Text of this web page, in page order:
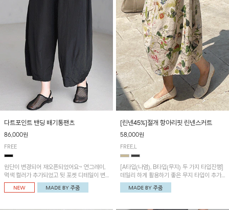
다트포인트 밴딩 배기통팬츠
86,000원
FREE
원단이 변경되어 재오픈되었어요~ 연그레이,
먹색 컬러가 추가되었고 뒷 포켓 디테일이 변
경되었습니다~가볍고 시원하게 착용되는 배
기통팬츠! 허리밴딩과 여유로운 통으로 편안해
[린넨45%]절개 항아리핏 린넨스커트
58,000원
FREE,L
[A타입(나염), B타입(무지) 두 가지 타입진행]
데일리 하게 활용하기 좋은 무지 타입이 추가
되었어요~ 볼륨감 있는 항아리핏 실루엣이 유
니크하며 포켓디테일이 POINT!